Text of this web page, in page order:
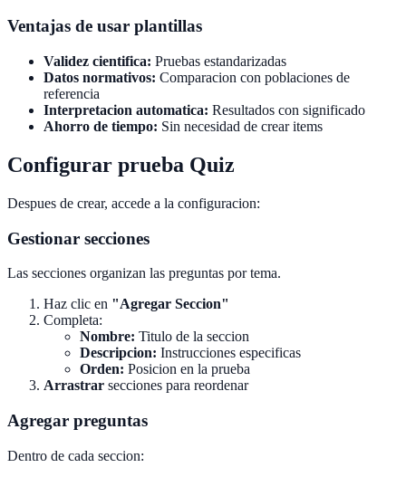
Ventajas de usar plantillas
Validez cientifica: Pruebas estandarizadas
Datos normativos: Comparacion con poblaciones de
referencia
Interpretacion automatica: Resultados con significado
Ahorro de tiempo: Sin necesidad de crear items
Configurar prueba Quiz
Despues de crear, accede a la configuracion:
Gestionar secciones
Las secciones organizan las preguntas por tema.
Haz clic en "Agregar Seccion"
Completa:
Nombre: Titulo de la seccion
Descripcion: Instrucciones especificas
Orden: Posicion en la prueba
Arrastrar secciones para reordenar
Agregar preguntas
Dentro de cada seccion: